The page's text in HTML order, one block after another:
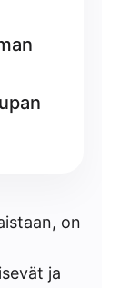
on
ja